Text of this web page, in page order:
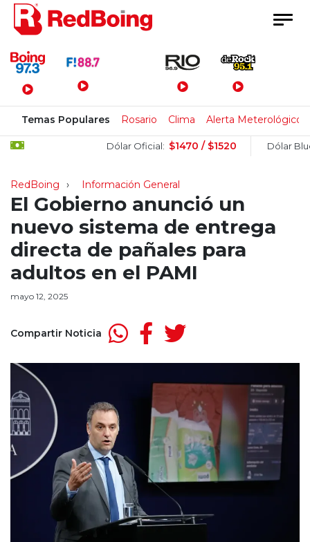
Menú Principal
Temas Populares Rosario Clima Alerta Meterológico
Dólar Oficial: $1470 / $1520 Dólar Blue:
RedBoing Información General
El Gobierno anunció un
nuevo sistema de entrega
directa de pañales para
adultos en el PAMI
mayo 12, 2025
Compartir Noticia